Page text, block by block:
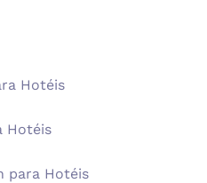
Hotéis
Hotéis
para Hotéis